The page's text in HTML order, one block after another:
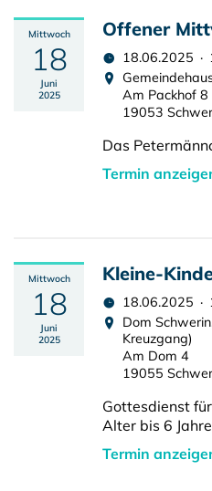
Mittwoch
18
Juni
2025
Offener
18.06.2025 ·
Am Packhof 8
19053
Das
Termin
Mittwoch
18
Juni
2025
Kleine-
18.06.2025 ·
Dom
Kreuzgang)
Am Dom 4
19055
Gottesdienst
Alter bis 6 Jahre
Termin